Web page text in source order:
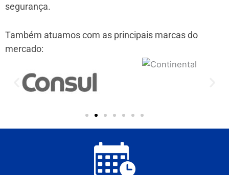
segurança.
Também atuamos com as principais marcas do
mercado: